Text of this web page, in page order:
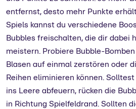
entfernst, desto mehr Punkte
Spiels kannst du verschiedene
Bubbles freischalten, die dir dabei
meistern. Probiere Bubble-
Blasen auf einmal zerstören oder
Reihen eliminieren können.
ins Leere abfeuern, rücken die
in Richtung Spielfeldrand. Sollten